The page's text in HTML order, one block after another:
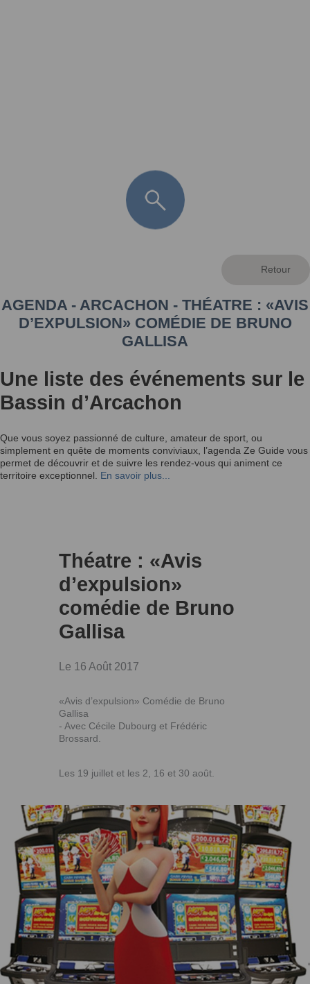
AGENDA - ARCACHON - THÉATRE : «AVIS
D’EXPULSION» COMÉDIE DE BRUNO
GALLISA
Une liste des événements sur le
Bassin d’Arcachon
Que vous soyez passionné de culture, amateur de sport, ou
simplement en quête de moments conviviaux, l’agenda Ze Guide vous
permet de découvrir et de suivre les rendez-vous qui animent ce
territoire exceptionnel. En savoir plus...
Théatre : «Avis
d’expulsion»
comédie de Bruno
Gallisa
Le 16 Août 2017
«Avis d’expulsion» Comédie de Bruno
Gallisa
- Avec Cécile Dubourg et Frédéric
Brossard.
Les 19 juillet et les 2, 16 et 30 août.